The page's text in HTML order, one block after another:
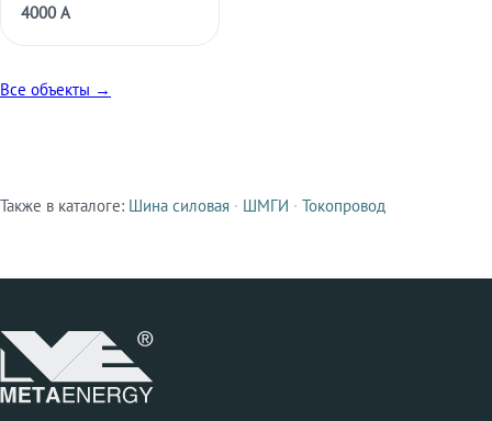
4000 А
Все объекты →
Смежные продукты
Также в каталоге: Шина силовая · ШМГИ · Токопровод